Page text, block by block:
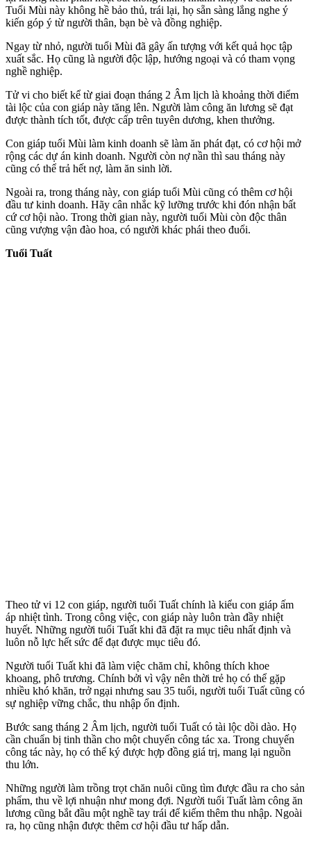
Tuổi Mùi này không hề bảo thủ, trái lại, họ sẵn sàng lắng nghe ý
kiến góp ý từ người thân, bạn bè và đồng nghiệp.
Ngay từ nhỏ, người tuổi Mùi đã gây ấn tượng với kết quả học tập
xuất sắc. Họ cũng là người độc lập, hướng ngoại và có tham vọng
nghề nghiệp.
Tử vi cho biết kể từ giai đoạn tháng 2 Âm lịch là khoảng thời điểm
tài lộc của con giáp này tăng lên. Người làm công ăn lương sẽ đạt
được thành tích tốt, được cấp trên tuyên dương, khen thưởng.
Con giáp tuổi Mùi làm kinh doanh sẽ làm ăn phát đạt, có cơ hội mở
rộng các dự án kinh doanh. Người còn nợ nần thì sau tháng này
cũng có thể trả hết nợ, làm ăn sinh lời.
Ngoài ra, trong tháng này, con giáp tuổi Mùi cũng có thêm cơ hội
đầu tư kinh doanh. Hãy cân nhắc kỹ lưỡng trước khi đón nhận bất
cứ cơ hội nào. Trong thời gian này, người tuổi Mùi còn độc thân
cũng vượng vận đào hoa, có người khác phái theo đuổi.
Tuổi Tuất
Theo tử vi 12 con giáp, người tuổi Tuất chính là kiểu con giáp ấm
áp nhiệt tình. Trong công việc, con giáp này luôn tràn đầy nhiệt
huyết. Những người tuổi Tuất khi đã đặt ra mục tiêu nhất định và
luôn nỗ lực hết sức để đạt được mục tiêu đó.
Người tuổi Tuất khi đã làm việc chăm chỉ, không thích khoe
khoang, phô trương. Chính bởi vì vậy nên thời trẻ họ có thể gặp
nhiều khó khăn, trở ngại nhưng sau 35 tuổi, người tuổi Tuất cũng có
sự nghiệp vững chắc, thu nhập ổn định.
Bước sang tháng 2 Âm lịch, người tuổi Tuất có tài lộc dồi dào. Họ
cần chuẩn bị tinh thần cho một chuyến công tác xa. Trong chuyến
công tác này, họ có thể ký được hợp đồng giá trị, mang lại nguồn
thu lớn.
Những người làm trồng trọt chăn nuôi cũng tìm được đầu ra cho sản
phẩm, thu về lợi nhuận như mong đợi. Người tuổi Tuất làm công ăn
lương cũng bắt đầu một nghề tay trái để kiếm thêm thu nhập. Ngoài
ra, họ cũng nhận được thêm cơ hội đầu tư hấp dẫn.